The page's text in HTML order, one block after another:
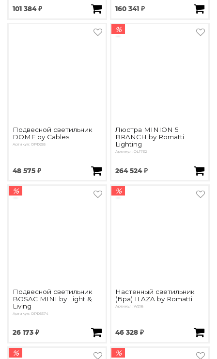
101 384 ₽ 160 341 ₽
Подвесной светильник
DOME by Cables
Артикул: OPD255
48 575 ₽
%
Люстра MINION 5
BRANCH by Romatti
Lighting
Артикул: OL1732
264 524 ₽
%
Подвесной светильник
BOSAC MINI by Light &
Living
Артикул: OPD5674
26 173 ₽
%
Настенный светильник
(Бра) ILAZA by Romatti
Артикул: W218
46 328 ₽
% %